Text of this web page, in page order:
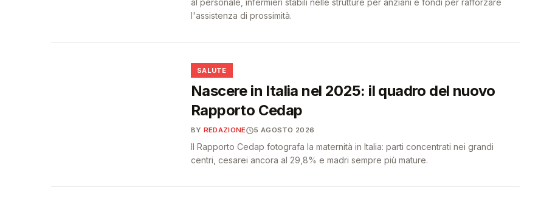
al personale, infermieri stabili nelle strutture per anziani e fondi per rafforzare
l'assistenza di prossimità.
SALUTE
Nascere in Italia nel 2025: il quadro del nuovo
Rapporto Cedap
BY REDAZIONE 5 AGOSTO 2026
Il Rapporto Cedap fotografa la maternità in Italia: parti concentrati nei grandi
centri, cesarei ancora al 29,8% e madri sempre più mature.